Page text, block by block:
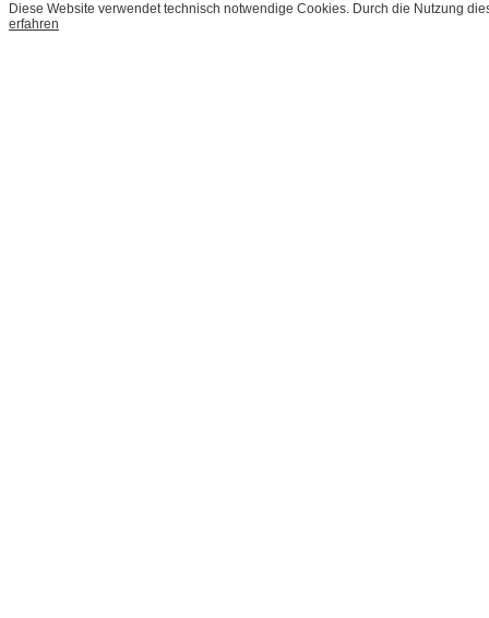
Diese Website verwendet technisch notwendige Cookies. Durch die Nutzung
erfahren